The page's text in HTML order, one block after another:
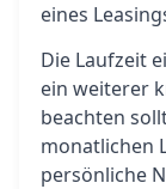
eines
Die Laufzeit
ein weiterer
beachten
monatlichen
persönliche